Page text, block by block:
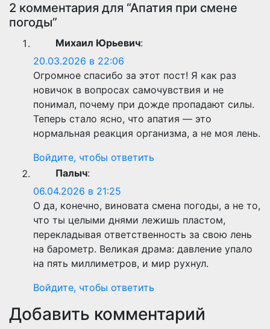
2 комментария для “Апатия при смене
погоды”
Михаил Юрьевич:
20.03.2026 в 22:06
Огромное спасибо за этот пост! Я как раз
новичок в вопросах самочувствия и не
понимал, почему при дожде пропадают силы.
Теперь стало ясно, что апатия — это
нормальная реакция организма, а не моя лень.
Войдите, чтобы ответить
Палыч:
06.04.2026 в 21:25
О да, конечно, виновата смена погоды, а не то,
что ты целыми днями лежишь пластом,
перекладывая ответственность за свою лень
на барометр. Великая драма: давление упало
на пять миллиметров, и мир рухнул.
Войдите, чтобы ответить
Добавить комментарий